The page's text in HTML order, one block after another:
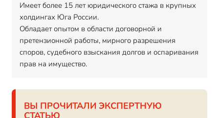
Имеет более 15 лет юридического стажа в крупных
холдингах Юга России.
Обладает опытом в области договорной и
претензионной работы, мирного разрешения
споров, судебного взыскания долгов и оспаривания
прав на имущество.
ВЫ ПРОЧИТАЛИ ЭКСПЕРТНУЮ
СТАТЬЮ